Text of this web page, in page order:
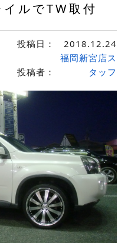
ルでTW取付
投稿日： 2018.12.24
投稿者：
福岡新宮店ス
タッフ